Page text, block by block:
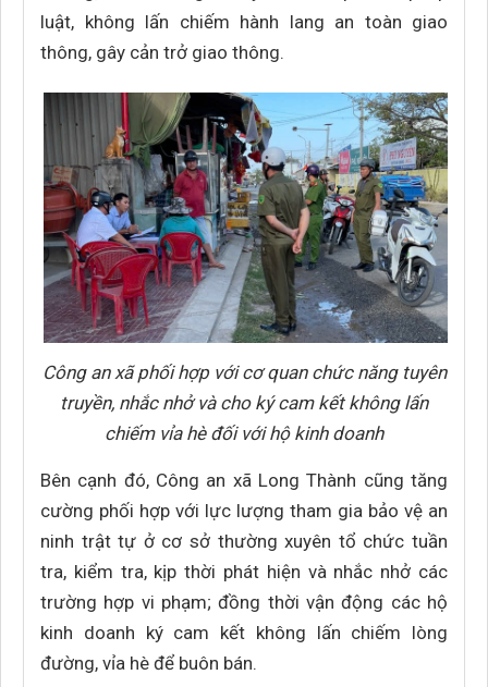
luật, không lấn chiếm hành lang an toàn giao
thông, gây cản trở giao thông.
Công an xã phối hợp với cơ quan chức năng tuyên
truyền, nhắc nhở và cho ký cam kết không lấn
chiếm vỉa hè đối với hộ kinh doanh
Bên cạnh đó, Công an xã Long Thành cũng tăng
cường phối hợp với lực lượng tham gia bảo vệ an
ninh trật tự ở cơ sở thường xuyên tổ chức tuần
tra, kiểm tra, kịp thời phát hiện và nhắc nhở các
trường hợp vi phạm; đồng thời vận động các hộ
kinh doanh ký cam kết không lấn chiếm lòng
đường, vỉa hè để buôn bán.